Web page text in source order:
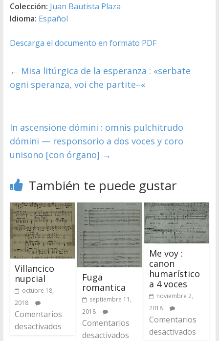
Colección: Juan Bautista Plaza
Idioma: Español
Descarga el documento en formato PDF
← Misa litúrgica de la esperanza : «serbate
ogni speranza, voi che partite–«
In ascensione dómini : omnis pulchitrudo
dómini — responsorio a dos voces y coro
unisono [con órgano] →
También te puede gustar
Villancico
nupcial
octubre 18,
2018
Comentarios
desactivados
Fuga
romantica
septiembre 11,
2018
Comentarios
desactivados
Me voy :
canon
humarístico
a 4 voces
noviembre 2,
2018
Comentarios
desactivados